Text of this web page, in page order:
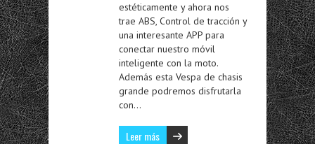
estéticamente y ahora nos
trae ABS, Control de tracción y
una interesante APP para
conectar nuestro móvil
inteligente con la moto.
Además esta Vespa de chasis
grande podremos disfrutarla
con…
Leer más